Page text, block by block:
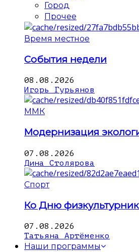
Город
Прочее
Время местное
События недели
08.08.2026
Игорь Гурьянов
ММК
Модернизация
07.08.2026
Дина Столярова
Спорт
Ко Дню
07.08.2026
Татьяна Артёменко
Наши программы